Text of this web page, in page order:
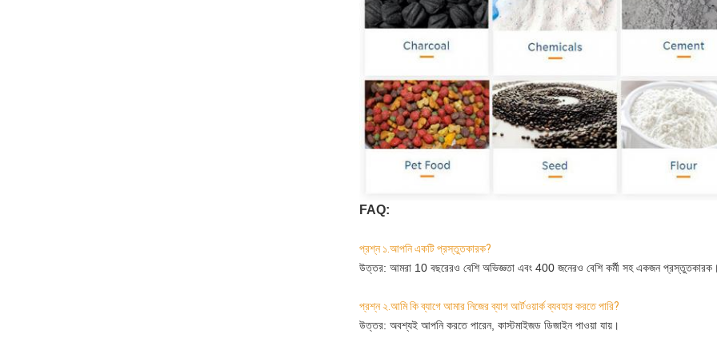
FAQ:
প্রশ্ন ১.আপনি একটি প্রস্তুতকারক?
উত্তর: আমরা 10 বছরেরও বেশি অভিজ্ঞতা এবং 400 জনেরও বেশি কর্মী সহ একজন
প্রশ্ন ২.আমি কি ব্যাগে আমার নিজের ব্যাগ আর্টওয়ার্ক ব্যবহার করতে পারি?
উত্তর: অবশ্যই আপনি করতে পারেন, কাস্টমাইজড ডিজাইন পাওয়া যায়।